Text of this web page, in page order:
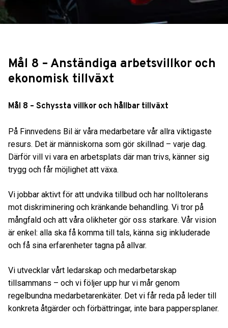
Mål 8 – Anständiga arbetsvillkor och
ekonomisk tillväxt
Mål 8 – Schyssta villkor och hållbar tillväxt
På Finnvedens Bil är våra medarbetare vår allra viktigaste
resurs. Det är människorna som gör skillnad – varje dag.
Därför vill vi vara en arbetsplats där man trivs, känner sig
trygg och får möjlighet att växa.
Vi jobbar aktivt för att undvika tillbud och har nolltolerans
mot diskriminering och kränkande behandling. Vi tror på
mångfald och att våra olikheter gör oss starkare. Vår vision
är enkel: alla ska få komma till tals, känna sig inkluderade
och få sina erfarenheter tagna på allvar.
Vi utvecklar vårt ledarskap och medarbetarskap
tillsammans – och vi följer upp hur vi mår genom
regelbundna medarbetarenkäter. Det vi får reda på leder till
konkreta åtgärder och förbättringar, inte bara pappersplaner.